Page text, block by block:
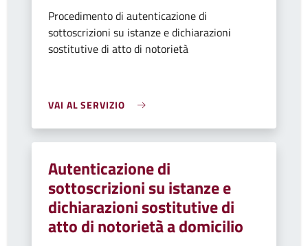
Procedimento di autenticazione di
sottoscrizioni su istanze e dichiarazioni
sostitutive di atto di notorietà
VAI AL SERVIZIO
Autenticazione di
sottoscrizioni su istanze e
dichiarazioni sostitutive di
atto di notorietà a domicilio